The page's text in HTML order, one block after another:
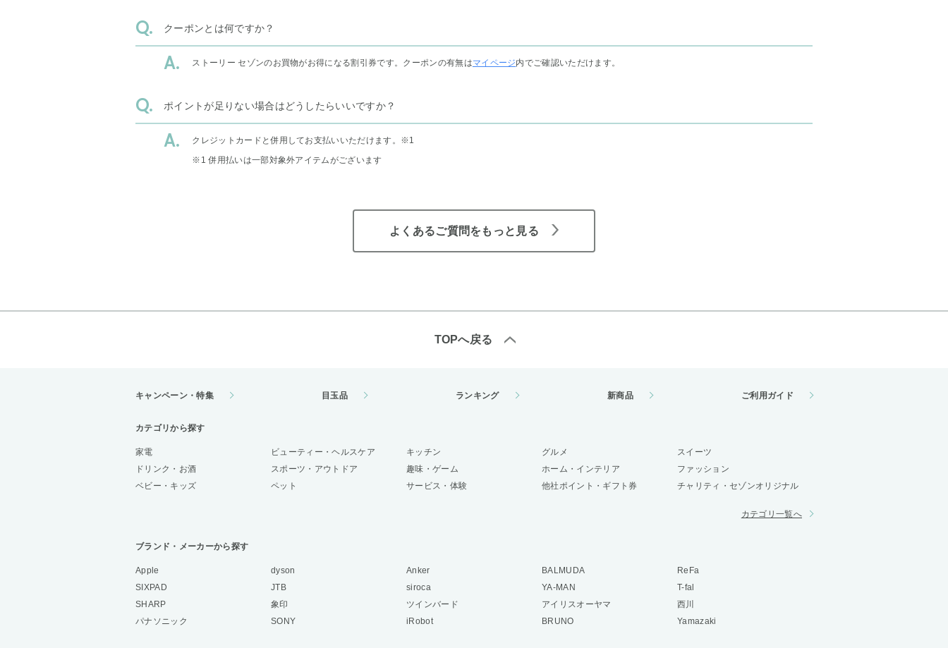
クーポンとは何ですか？
ストーリー セゾンのお買物がお得になる割引券です。クーポンの有無はマイページ内でご確認いただけます。
ポイントが足りない場合はどうしたらいいですか？
クレジットカードと併用してお支払いいただけます。 ※1
※1 併用払いは一部対象外アイテムがございます
よくあるご質問をもっと見る
TOPへ戻る
キャンペーン・特集 目玉品 ランキング 新商品 ご利用ガイド
カテゴリから探す
家電 ビューティー・ヘルスケア キッチン グルメ
スイーツ
ドリンク・お酒
スポーツ・アウトドア 趣味・ゲーム ホーム・インテリア
ファッション
ベビー・キッズ
ペット サービス・体験 他社ポイント・ギフト券 チャリティ・セゾンオリジナル
カテゴリ一覧へ
ブランド・メーカーから探す
Apple dyson Anker BALMUDA
ReFa
SIXPAD
JTB siroca YA-MAN
T-fal
SHARP
象印 ツインバード アイリスオーヤマ
西川
パナソニック
SONY iRobot BRUNO Yamazaki